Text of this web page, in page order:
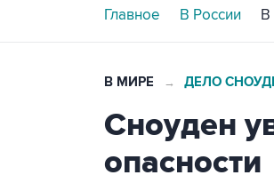
Главное В России В
В МИРЕ → ДЕЛО
Сноуден
опасности